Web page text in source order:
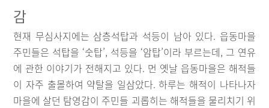
감
현재 무심사지에는 삼층석탑과 석등이 남아 있다. 읍동마을
주민들은 석탑을 ‘숫탑’, 석등을 ‘암탑’이라 부르는데, 그 연유
에 관한 이야기가 전해지고 있다. 먼 옛날 읍동마을은 해적들
이 자주 출몰하여 약탈을 일삼았다. 하루는 해적이 나타나자
마을에 살던 탐영감이 주민들 괴롭히는 해적들을 물리치기 위